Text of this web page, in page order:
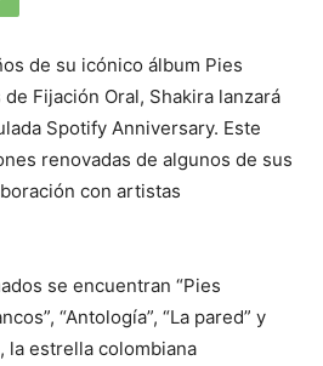
de su icónico álbum Pies
Fijación Oral, Shakira lanzará
Spotify Anniversary. Este
renovadas de algunos de sus
con artistas
se encuentran “Pies
“Antología”, “La pared” y
la estrella colombiana